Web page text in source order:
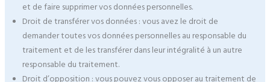
et de faire supprimer vos données personnelles.
Droit de transférer vos données : vous avez le droit de
demander toutes vos données personnelles au responsable du
traitement et de les transférer dans leur intégralité à un autre
responsable du traitement.
Droit d’opposition : vous pouvez vous opposer au traitement de